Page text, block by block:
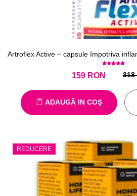
RON
159 318
ADAUGĂ IN COŞ
REDUCERE